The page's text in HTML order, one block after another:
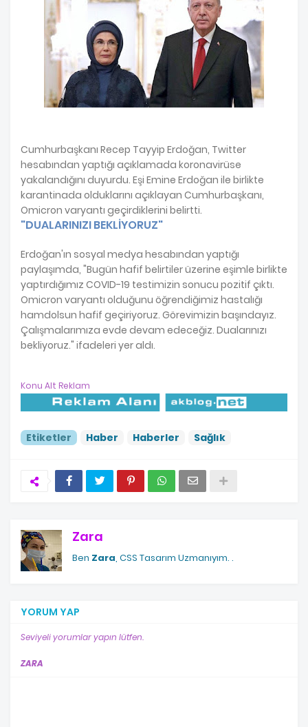
Cumhurbaşkanı Recep Tayyip Erdoğan, Twitter
hesabından yaptığı açıklamada koronavirüse
yakalandığını duyurdu. Eşi Emine Erdoğan ile birlikte
karantinada olduklarını açıklayan Cumhurbaşkanı,
Omicron varyantı geçirdiklerini belirtti.
"DUALARINIZI BEKLİYORUZ"
Erdoğan'ın sosyal medya hesabından yaptığı
paylaşımda, "Bugün hafif belirtiler üzerine eşimle birlikte
yaptırdığımız COVID-19 testimizin sonucu pozitif çıktı.
Omicron varyantı olduğunu öğrendiğimiz hastalığı
hamdolsun hafif geçiriyoruz. Görevimizin başındayız.
Çalışmalarımıza evde devam edeceğiz. Dualarınızı
bekliyoruz." ifadeleri yer aldı.
Konu Alt Reklam
Etiketler Haber Haberler Sağlık
Zara
Ben Zara, CSS Tasarım Uzmanıyım. .
YORUM YAP
Seviyeli yorumlar yapın lütfen.
ZARA